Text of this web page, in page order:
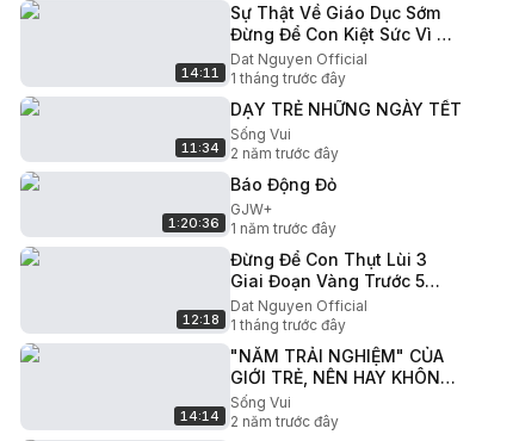
14:11
Sự Thật Về Giáo Dục Sớm
Đừng Để Con Kiệt Sức Vì 3
Sai Lầm Này
Dat Nguyen Official
1 tháng trước đây
11:34
DẠY TRẺ NHỮNG NGÀY TẾT
Sống Vui
2 năm trước đây
1:20:36
Báo Động Đỏ
GJW+
1 năm trước đây
12:18
Đừng Để Con Thụt Lùi 3
Giai Đoạn Vàng Trước 5
Tuổi Bố Nhất Định Phải Nắm
Dat Nguyen Official
1 tháng trước đây
14:14
"NĂM TRẢI NGHIỆM" CỦA
GIỚI TRẺ, NÊN HAY KHÔNG
NÊN?
Sống Vui
2 năm trước đây